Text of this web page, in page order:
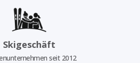
Skigeschäft
seit 2012